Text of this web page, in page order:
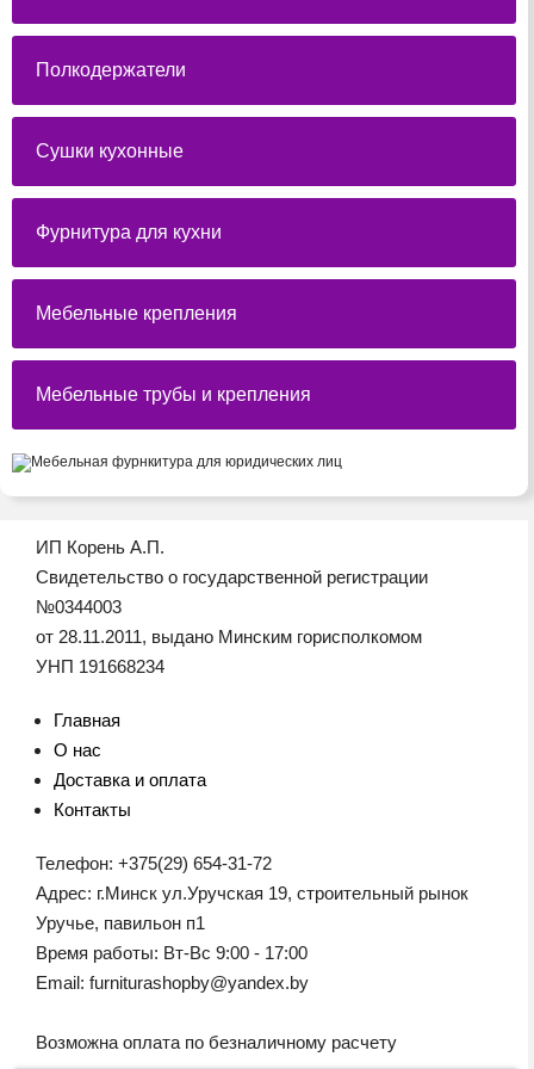
Полкодержатели
Сушки кухонные
Фурнитура для кухни
Мебельные крепления
Мебельные трубы и крепления
ИП Корень А.П.
Свидетельство о государственной регистрации
№0344003
от 28.11.2011, выдано Минским горисполкомом
УНП 191668234
Главная
О нас
Доставка и оплата
Контакты
Телефон: +375(29) 654-31-72
Адрес: г.Минск ул.Уручская 19, строительный рынок
Уручье, павильон п1
Время работы: Вт-Вс 9:00 - 17:00
Email: furniturashopby@yandex.by
Возможна оплата по безналичному расчету